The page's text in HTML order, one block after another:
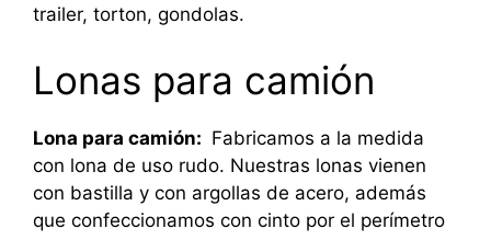
trailer, torton, gondolas.
Lonas para camión
Lona para camión: Fabricamos a la medida
con lona de uso rudo. Nuestras lonas vienen
con bastilla y con argollas de acero, además
que confeccionamos con cinto por el perímetro